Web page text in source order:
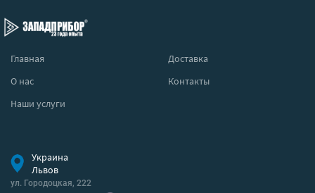
Главная
Доставка
О нас
Контакты
Наши услуги
Украина
Львов
ул. Городоцкая, 222